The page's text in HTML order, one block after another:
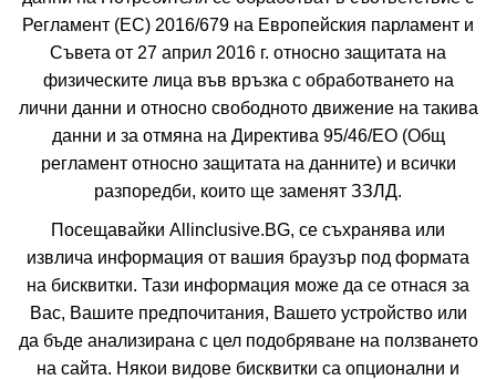
Още курорти Филтри
 Сортирай по:
Не изпускайте нито една оферта!
Регламент (ЕС) 2016/679 на Европейския парламент и
Съвета от 27 април 2016 г. относно защитата на
физическите лица във връзка с обработването на
лични данни и относно свободното движение на такива
данни и за отмяна на Директива 95/46/EО (Общ
регламент относно защитата на данните) и всички
разпоредби, които ще заменят ЗЗЛД.
Посещавайки Allinclusive.BG, се съхранява или
извлича информация от вашия браузър под формата
на бисквитки. Тази информация може да се отнася за
Вас, Вашите предпочитания, Вашето устройство или
да бъде анализирана с цел подобряване на ползването
на сайта. Някои видове бисквитки са опционални и